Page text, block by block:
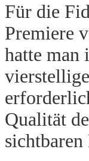
Für die
Premiere
hatte man
Qualität